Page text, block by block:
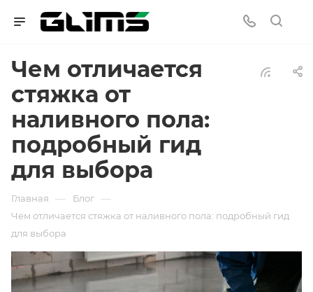
Чем отличается
стяжка от
наливного пола:
подробный гид
для выбора
Главная — Блог —
Чем отличается стяжка от наливного пола: подробный гид
для выбора